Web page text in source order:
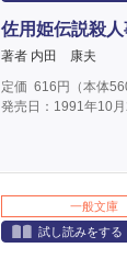
佐用姫伝説殺
著者 内田 康夫
定価 616 円（本体
発売日：1991年10月
一般文庫
試し読みをする